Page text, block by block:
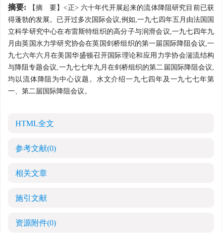
摘要: 【摘 要】<正> 六十年代开展起来的流体降阻研究目前已获
得蓬勃的发展。已开过多次国际会议,例如,一九七四年五月由法国国
立科学研究中心在布雷斯特组织的高分子与润滑会议,一九七四年九
月由英国水力学研究协会在英国剑桥组织的第一届国际降阻会议,一
九七六年六月在美国华盛顿召开国际理论和应用力学协会湍流结构
与降阻专题会议,一九七七年九月在剑桥组织的第二届国际降阻会议,
均以流体降阻为中心议题。水文介绍一九七四年及一九七七年第
一、第二届国际降阻会议。
HTML全文
参考文献(0)
相关文章
施引文献
资源附件(0)